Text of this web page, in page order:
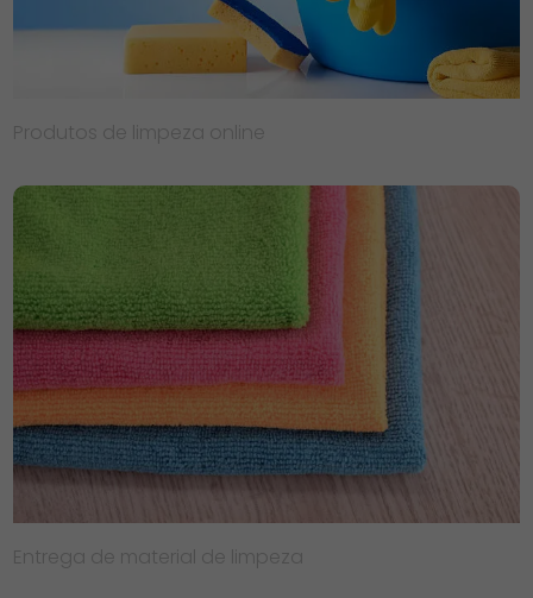
Produtos de limpeza online
Entrega de material de limpeza